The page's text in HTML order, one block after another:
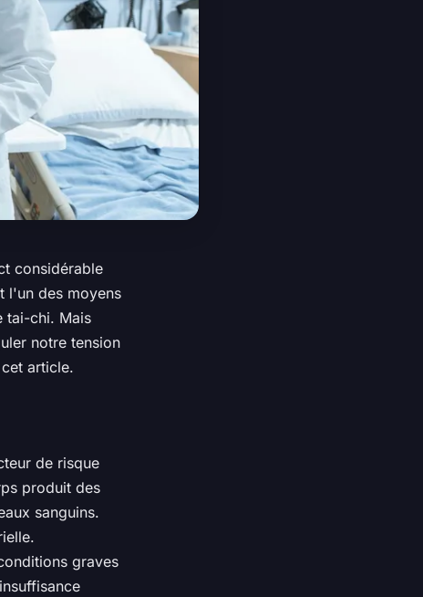
considérable
l'un des moyens
tai-chi. Mais
notre tension
article.
de risque
produit des
sanguins.
graves